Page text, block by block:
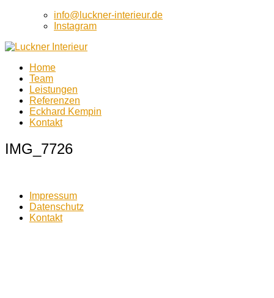
info@luckner-interieur.de
Instagram
Luckner Interieur
Luckner Interieur
Home
Team
Leistungen
Referenzen
Eckhard Kempin
Kontakt
IMG_7726
Impressum
Datenschutz
Kontakt